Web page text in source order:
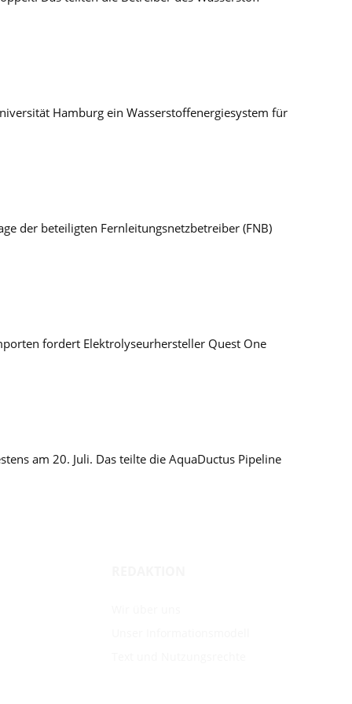
Hamburg ein Wasserstoffenergiesystem für
der beteiligten Fernleitungsnetzbetreiber (FNB)
fordert Elektrolyseurhersteller Quest One
am 20. Juli. Das teilte die AquaDuctus Pipeline